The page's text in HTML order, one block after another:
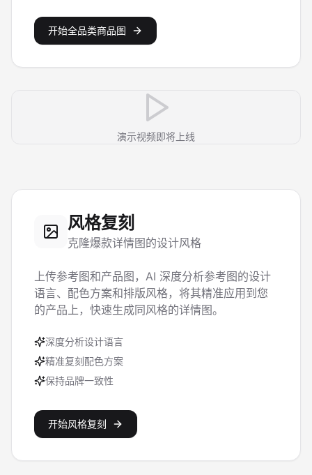
开始全品类商品图
演示视频即将上线
风格复刻
克隆爆款详情图的设计风格
上传参考图和产品图，AI 深度分析参考图的设计
语言、配色方案和排版风格，将其精准应用到您
的产品上，快速生成同风格的详情图。
深度分析设计语言
精准复刻配色方案
保持品牌一致性
开始风格复刻